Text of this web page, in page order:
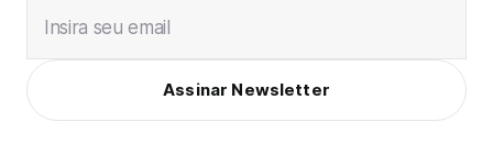
Insira seu email
Assinar Newsletter